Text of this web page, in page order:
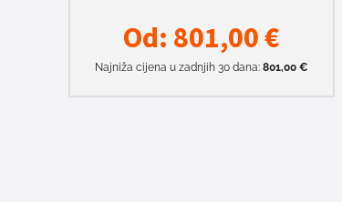
Od:801,00€
Najniža cijena u zadnjih 30 dana: 801,00 €